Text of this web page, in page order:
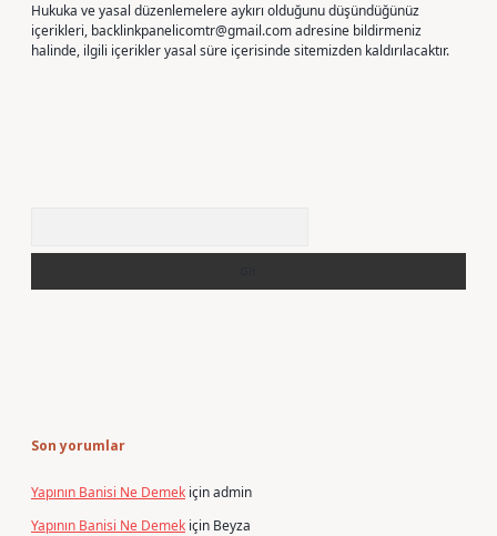
Hukuka ve yasal düzenlemelere aykırı olduğunu düşündüğünüz
içerikleri, backlinkpanelicomtr@gmail.comadresine bildirmeniz
halinde, ilgili içerikler yasal süre içerisinde sitemizden kaldırılacaktır.
Son yorumlar
Yapının Banisi Ne Demek içinadmin
Yapının Banisi Ne Demek için Beyza